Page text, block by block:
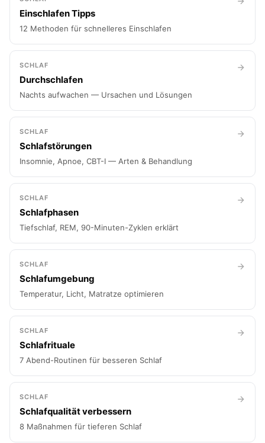
Einschlafen Tipps
12 Methoden für schnelleres Einschlafen
SCHLAF
Durchschlafen
Nachts aufwachen — Ursachen und Lösungen
SCHLAF
Schlafstörungen
Insomnie, Apnoe, CBT-I — Arten & Behandlung
SCHLAF
Schlafphasen
Tiefschlaf, REM, 90-Minuten-Zyklen erklärt
SCHLAF
Schlafumgebung
Temperatur, Licht, Matratze optimieren
SCHLAF
Schlafrituale
7 Abend-Routinen für besseren Schlaf
SCHLAF
Schlafqualität verbessern
8 Maßnahmen für tieferen Schlaf